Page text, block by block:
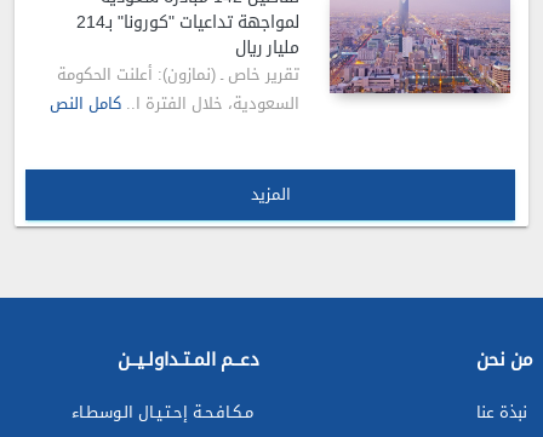
لمواجهة تداعيات "كورونا" بـ214
مليار ريال
تقرير خاص ـ (نمازون): أعلنت الحكومة
السعودية، خلال الفترة ا..كامل النص
المزيد
من نحن
نبذة عنا
دعــم المـتـداولـيــن
مـكـافـحـة إحـتـيـال الـوسطـاء